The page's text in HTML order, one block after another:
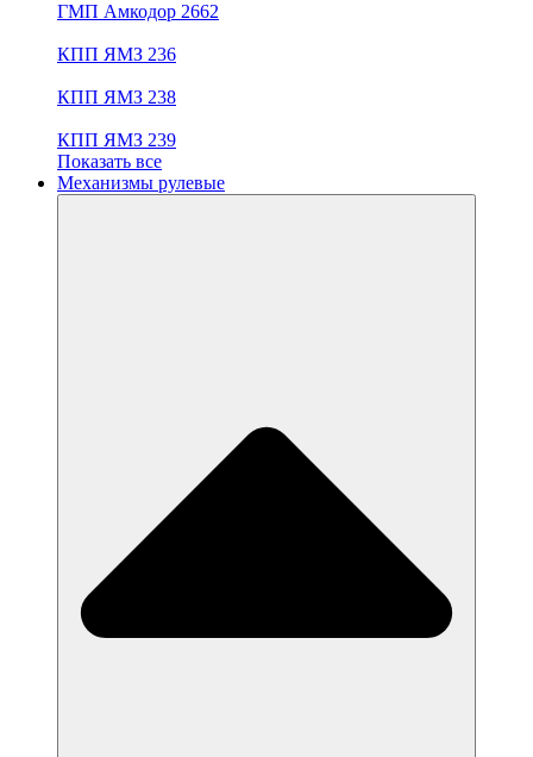
ГМП Амкодор 2662
КПП ЯМЗ 236
КПП ЯМЗ 238
КПП ЯМЗ 239
Показать все
Механизмы рулевые